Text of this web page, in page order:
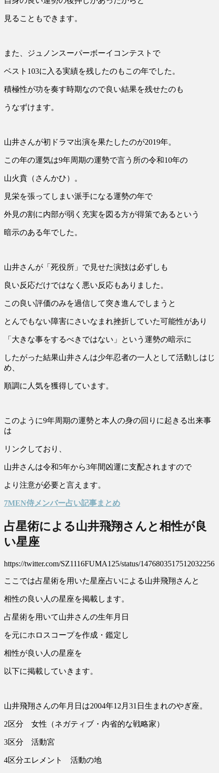
見ることもできます。
また、ジュノンスーパーボーイコンテストで
ベスト103に入る実績を残したのもこの年でした。
積極性が功を奏す時期なので良い結果を残せたのも
うなずけます。
山井さんが初ドラマ出演を果たしたのが2019年。
この年の運気は9年周期の運勢で言う所の令和10年の
山火賁（さんかひ）。
見栄を張ってしまい派手になる運勢の年で
外見の割に内部が弱く充実を図る方が得策であるという
暗示のある年でした。
山井さんが「死役所」で見せた演技は必ずしも
良い反応だけではなく悪い反応もありました。
この良い評価のみを過信して突き進んでしまうと
とんでもない障害にさいなまれ挫折していた可能性があり
「大きな事をするべきではない」という運勢の暗示に
したがった結果山井さんは少年忍者の一人として活動しはじ
め、
順調に人気を獲得しています。
このように9年周期の運勢と本人の身の回りに起きる出来事
は
リンクしており、
山井さんは令和5年から3年間凶運に支配されますので
より注意が必要と言えます。
7MEN侍メンバー占い記事まとめ
占星術による山井飛翔さんと相性が良
い星座
https://twitter.com/SZ1116FUMA125/status/1476803517512032256
ここでは占星術を用いた星座占いによる山井飛翔さんと
相性の良い人の星座を掲載します。
占星術を用いて山井さんの生年月日
を元にホロスコープを作成・鑑定し
相性が良い人の星座を
以下に掲載していきます。
山井飛翔さんの年月日は2004年12月31日生まれのやぎ座。
2区分 女性（ネガティブ・内省的な戦略家）
3区分 活動宮
4区分エレメント 活動の地